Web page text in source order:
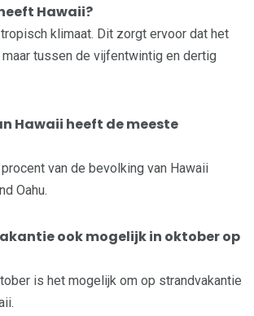
Hawaii?
klimaat. Dit zorgt ervoor dat het
tussen de vijfentwintig en dertig
Hawaii heeft de meeste
van de bevolking van Hawaii
Oahu.
ook mogelijk in oktober op
is het mogelijk om op strandvakantie